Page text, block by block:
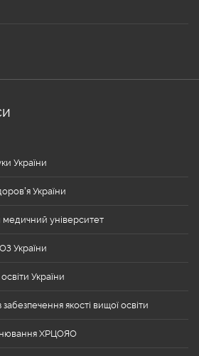
України
України
університет
України
України
якості вищої освіти
ХРЦОЯО